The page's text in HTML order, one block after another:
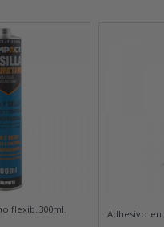
flexib.300ml.
Adhesivo en